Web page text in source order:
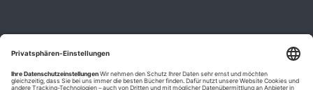
BarrierefreiheitserklärungCookie-Einstellungen